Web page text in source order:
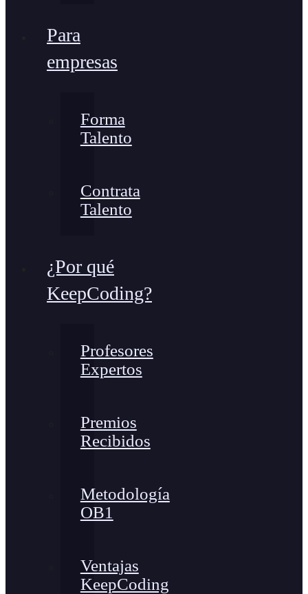
Para
empresas
Forma
Talento
Contrata
Talento
¿Por qué
KeepCoding?
Profesores
Expertos
Premios
Recibidos
Metodología
OB1
Ventajas
KeepCoding